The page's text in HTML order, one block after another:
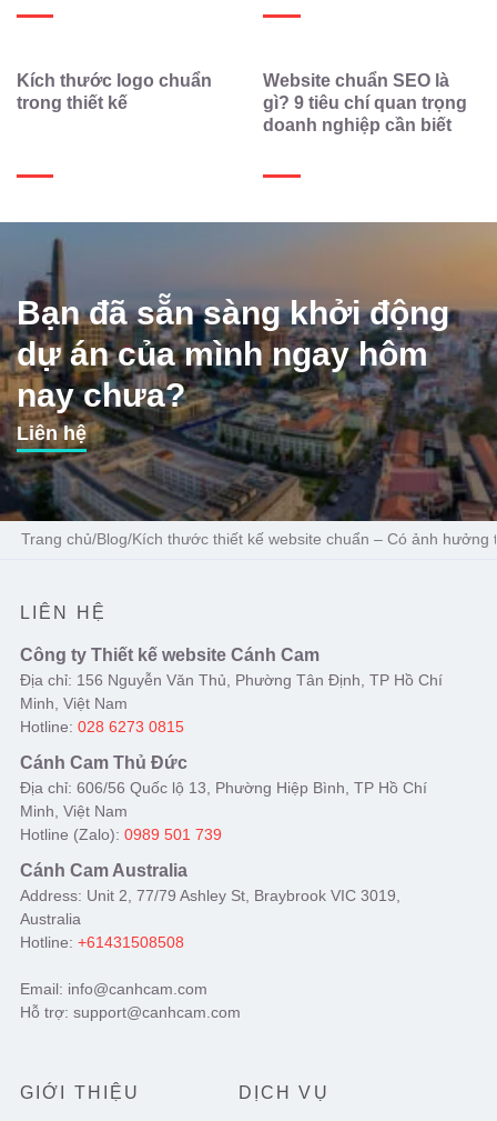
Kích thước logo chuẩn
trong thiết kế
Website chuẩn SEO là
gì? 9 tiêu chí quan trọng
doanh nghiệp cần biết
Bạn đã sẵn sàng khởi động
dự án của mình ngay hôm
nay chưa?
Liên hệ
Trang chủ/Blog/Kích thước thiết kế website chuẩn – Có ảnh hưởng
LIÊN HỆ
Công ty Thiết kế website Cánh Cam
Địa chỉ: 156 Nguyễn Văn Thủ, Phường Tân Định, TP Hồ Chí
Minh, Việt Nam
Hotline: 028 6273 0815
Cánh Cam Thủ Đức
Địa chỉ: 606/56 Quốc lộ 13, Phường Hiệp Bình, TP Hồ Chí
Minh, Việt Nam
Hotline (Zalo): 0989 501 739
Cánh Cam Australia
Address: Unit 2, 77/79 Ashley St, Braybrook VIC 3019,
Australia
Hotline: +61431508508
Email: info@canhcam.com
Hỗ trợ: support@canhcam.com
GIỚI THIỆU DỊCH VỤ